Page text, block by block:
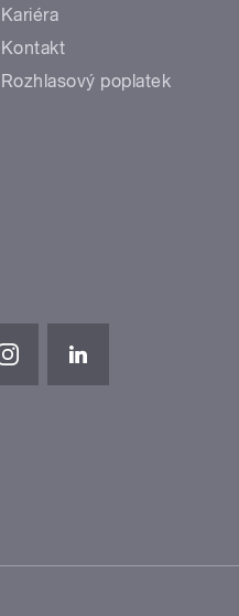
Kariéra
Kontakt
Rozhlasový poplatek